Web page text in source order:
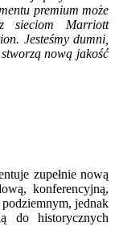
premium może
sieciom Marriott
Jesteśmy dumni,
nową jakość
zupełnie nową
konferencyjną,
podziemnym, jednak
do historycznych